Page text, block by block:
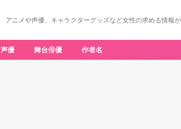
アニメや声優、キャラクターグッズなど女性の求める情報
声優 舞台俳優 作者名